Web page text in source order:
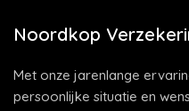
Noordkop
Met onze jarenlange
persoonlijke situatie en